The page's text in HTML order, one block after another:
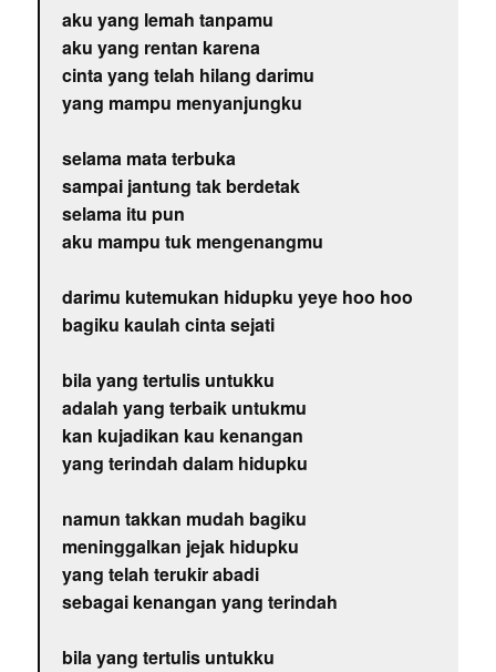
aku yang lemah tanpamu
aku yang rentan karena
cinta yang telah hilang darimu
yang mampu menyanjungku
selama mata terbuka
sampai jantung tak berdetak
selama itu pun
aku mampu tuk mengenangmu
darimu kutemukan hidupku yeye hoo hoo
bagiku kaulah cinta sejati
bila yang tertulis untukku
adalah yang terbaik untukmu
kan kujadikan kau kenangan
yang terindah dalam hidupku
namun takkan mudah bagiku
meninggalkan jejak hidupku
yang telah terukir abadi
sebagai kenangan yang terindah
bila yang tertulis untukku